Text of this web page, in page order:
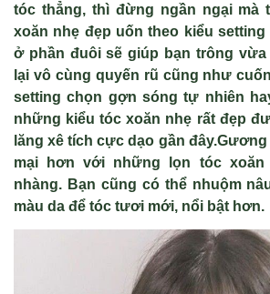
tóc thẳng, thì đừng ngần ngại mà
xoăn nhẹ đẹp uốn theo kiểu setting
ở phần đuôi sẽ giúp bạn trông vừa
ại vô cùng quyến rũ cũng như
setting chọn gợn sóng tự nhiên
những kiểu tóc xoăn nhẹ rất đẹp
lăng xê tích cực dạo gần đây.Gương
mại hơn với những lọn tóc xoăn
nhàng. Bạn cũng có thể nhuộm n
màu da để tóc tươi mới, nổi bật hơn.